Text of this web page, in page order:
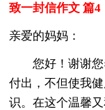
致一封信作文 篇4
亲爱的妈妈：
您好！谢谢您
付出，不但使我
识。在这个温馨